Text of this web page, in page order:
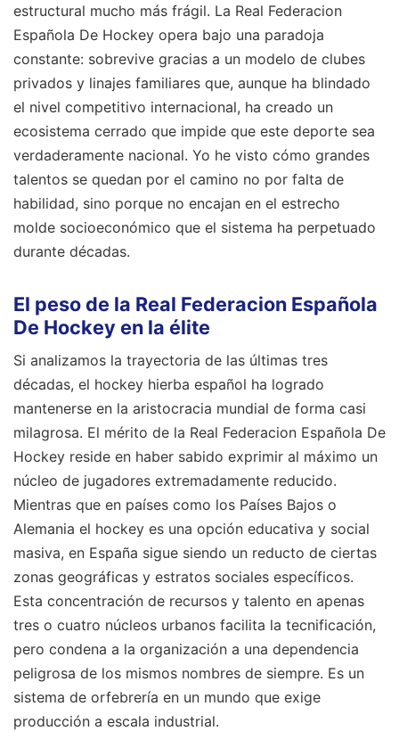
estructural mucho más frágil. La Real Federacion
Española De Hockey opera bajo una paradoja
constante: sobrevive gracias a un modelo de clubes
privados y linajes familiares que, aunque ha blindado
el nivel competitivo internacional, ha creado un
ecosistema cerrado que impide que este deporte sea
verdaderamente nacional. Yo he visto cómo grandes
talentos se quedan por el camino no por falta de
habilidad, sino porque no encajan en el estrecho
molde socioeconómico que el sistema ha perpetuado
durante décadas.
El peso de la Real Federacion Española
De Hockey en la élite
Si analizamos la trayectoria de las últimas tres
décadas, el hockey hierba español ha logrado
mantenerse en la aristocracia mundial de forma casi
milagrosa. El mérito de la Real Federacion Española De
Hockey reside en haber sabido exprimir al máximo un
núcleo de jugadores extremadamente reducido.
Mientras que en países como los Países Bajos o
Alemania el hockey es una opción educativa y social
masiva, en España sigue siendo un reducto de ciertas
zonas geográficas y estratos sociales específicos.
Esta concentración de recursos y talento en apenas
tres o cuatro núcleos urbanos facilita la tecnificación,
pero condena a la organización a una dependencia
peligrosa de los mismos nombres de siempre. Es un
sistema de orfebrería en un mundo que exige
producción a escala industrial.